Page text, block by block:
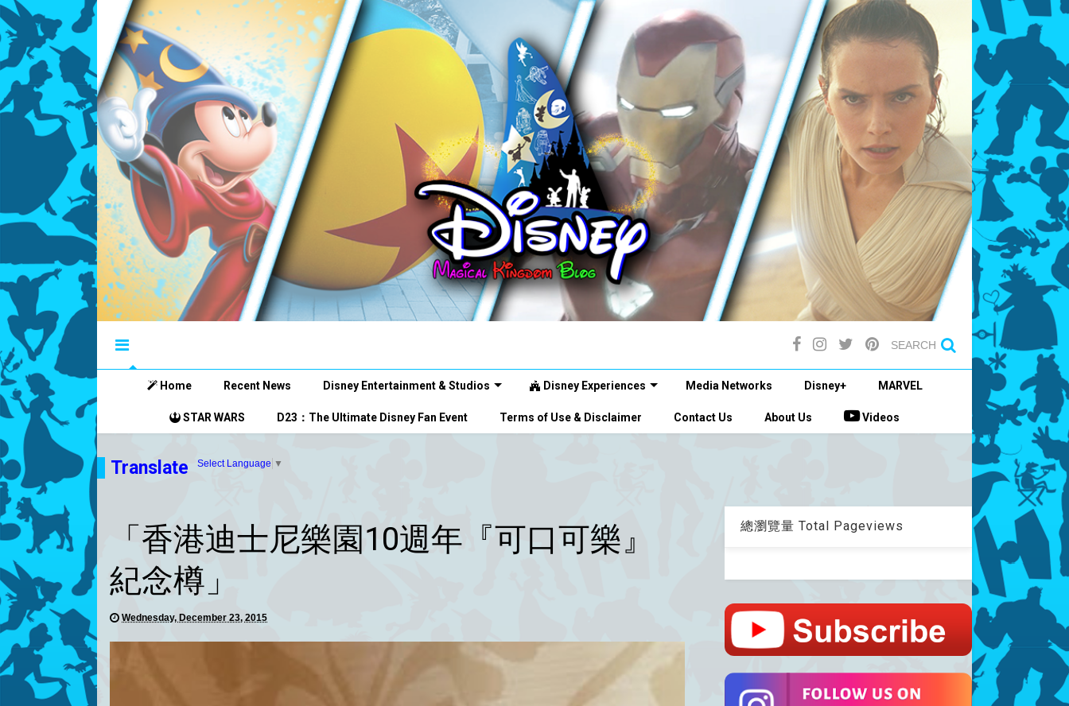
SEARCH
Home Recent News Disney Entertainment & Studios Disney Experiences Media Networks Disney+ MARVEL
STAR WARS D23：The Ultimate Disney Fan Event Terms of Use & Disclaimer Contact Us About Us Videos
Translate Select Language ▼
「香港迪士尼樂園10週年『可口可樂』
紀念樽」
Wednesday, December 23, 2015
總瀏覽量 Total Pageviews